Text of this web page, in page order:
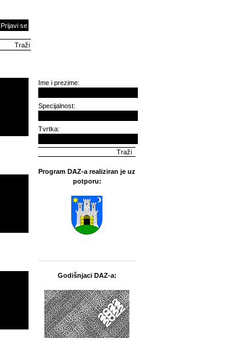
Prijavi se
Ime i prezime:
Specijalnost:
Tvrtka:
Program DAZ-a realiziran je uz
potporu:
Godišnjaci DAZ-a: